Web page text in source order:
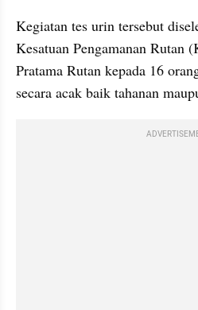
Kegiatan tes urin tersebut
Kesatuan Pengamanan Rutan
Pratama Rutan kepada 16
secara acak baik tahanan